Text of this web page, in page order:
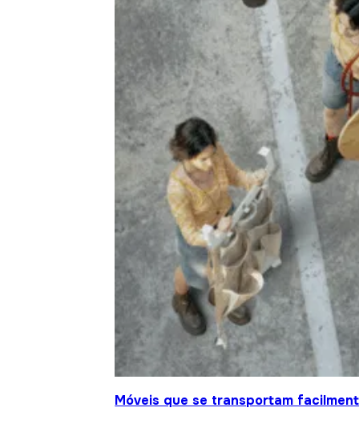
Móveis que se transportam